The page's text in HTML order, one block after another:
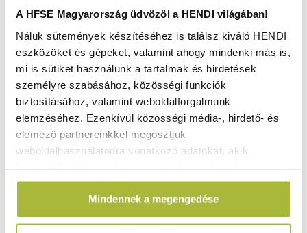
A HFSE Magyarország üdvözöl a HENDI világában!
Náluk sütemények készítéséhez is találsz kiváló HENDI
eszközöket és gépeket, valamint ahogy mindenki más is,
mi is sütiket használunk a tartalmak és hirdetések
személyre szabásához, közösségi funkciók
biztosításához, valamint weboldalforgalmunk
elemzéséhez. Ezenkívül közösségi média-, hirdető- és
elemező partnereinkkel megosztjuk
weboldalhasználatodra vonatkozó adatokat, akik
amelyeket Te adtál meg számukra vagy az általad
használt más szolgáltatásokból gyűjtöttek.
Mindennek a megengedése
427415
Raktáron